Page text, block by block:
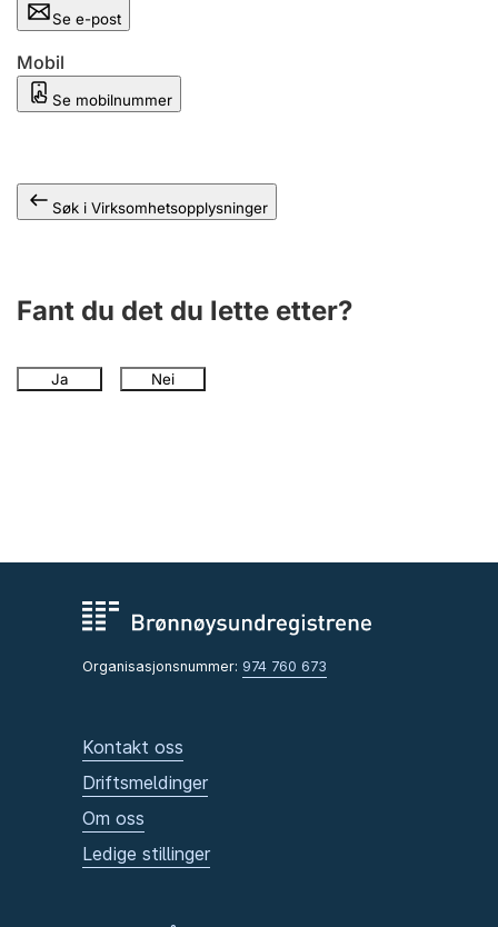
Se e-post
Mobil
Se mobilnummer
Søk i Virksomhetsopplysninger
Fant du det du lette etter?
Ja Nei
Organisasjonsnummer: 974 760 673
Kontakt oss
Driftsmeldinger
Om oss
Ledige stillinger